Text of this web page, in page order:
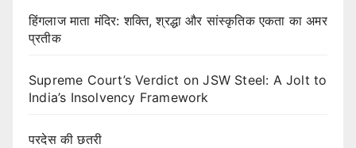
हिंगलाज माता मंदिर: शक्ति, श्रद्धा और सांस्कृतिक एकता का अमर
प्रतीक
Supreme Court’s Verdict on JSW Steel: A Jolt to
India’s Insolvency Framework
परदेस की छतरी